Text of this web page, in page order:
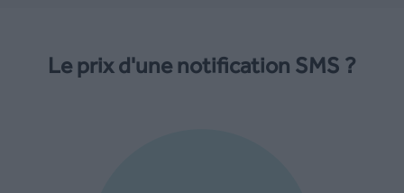
Le prix d'une notification SMS ?